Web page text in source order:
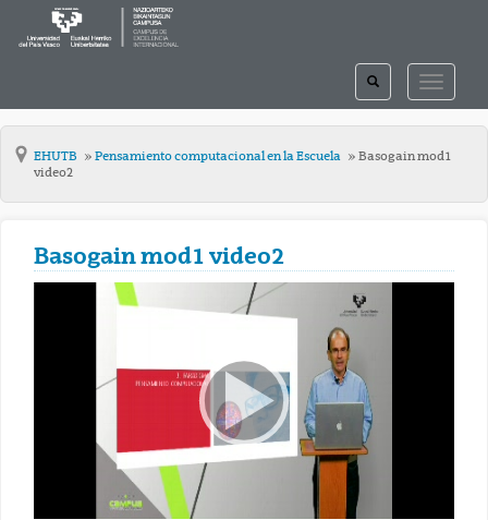
TOGGLE
TOGGLE
SEARCH
EHUTB Pensamiento computacional en la Escuela
Basogain mod1
video2
Basogain mod1 video2